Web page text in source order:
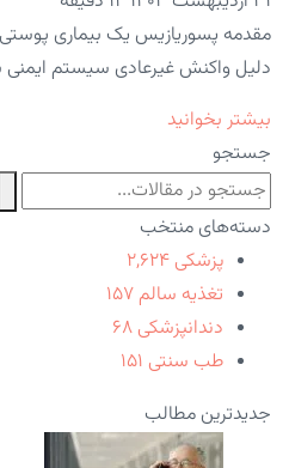
مقدمه پسوریازیس یک بیماری
دلیل واکنش غیرعادی سیستم ایمنی
بیشتر بخوانید
جستجو
دسته‌های منتخب
پزشکی ۲,۶۲۴
تغذیه سالم ۱۵۷
دندانپزشکی ۶۸
طب سنتی ۱۵۱
جدیدترین مطالب